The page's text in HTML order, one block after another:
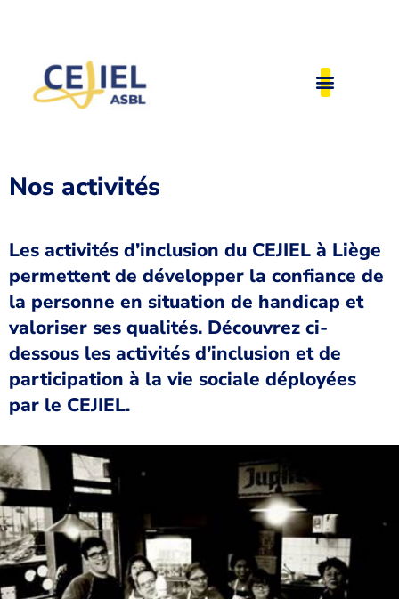
Nos activités
Les activités d’inclusion du CEJIEL à Liège
permettent de développer la confiance de
la personne en situation de handicap et
valoriser ses qualités. Découvrez ci-
dessous les activités d’inclusion et de
participation à la vie sociale déployées
par le CEJIEL.